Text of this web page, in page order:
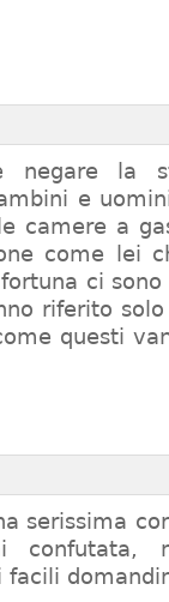
negare la
e
camere a
come lei
ci
riferito
questi
serissima
facili